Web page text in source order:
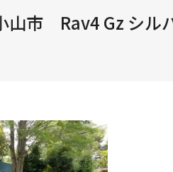
山市 Rav4 Gz シ